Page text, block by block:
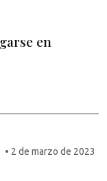
en
• 2 de marzo de 2023